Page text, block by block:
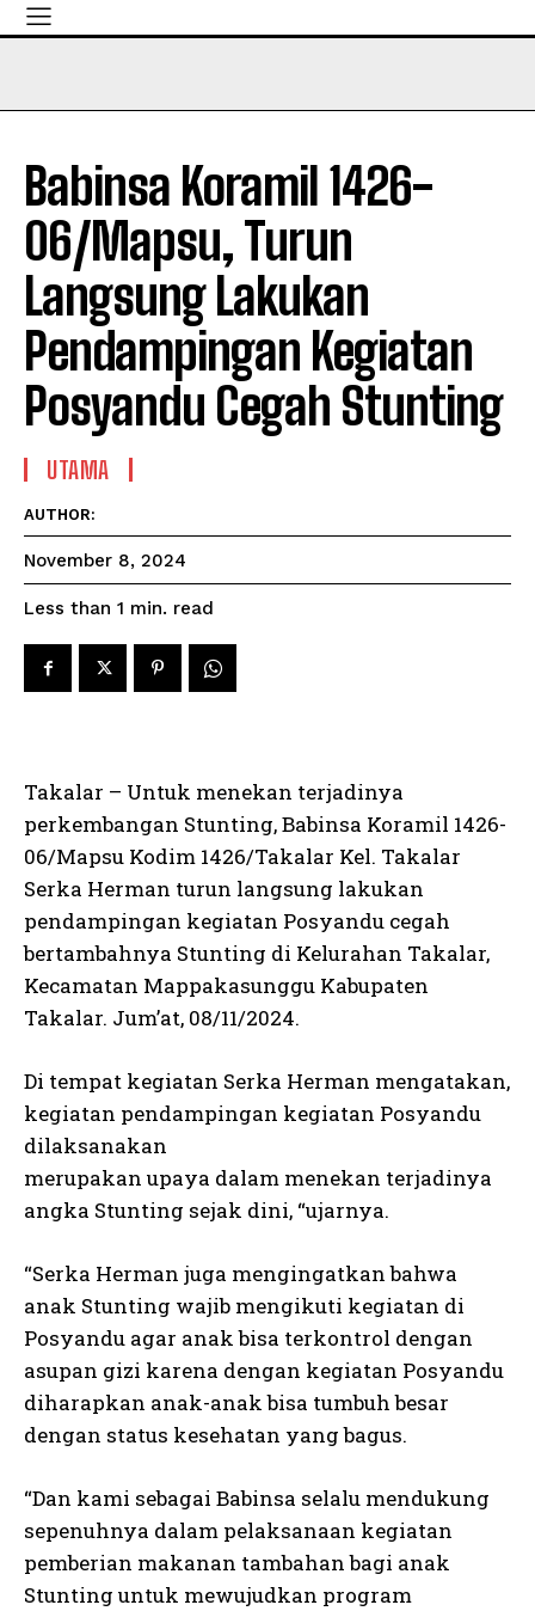
Babinsa Koramil 1426-
06/Mapsu, Turun
Langsung Lakukan
Pendampingan Kegiatan
Posyandu Cegah Stunting
UTAMA
AUTHOR:
November 8, 2024
Less than 1 min. read
Takalar – Untuk menekan terjadinya
perkembangan Stunting, Babinsa Koramil 1426-
06/Mapsu Kodim 1426/Takalar Kel. Takalar
Serka Herman turun langsung lakukan
pendampingan kegiatan Posyandu cegah
bertambahnya Stunting di Kelurahan Takalar,
Kecamatan Mappakasunggu Kabupaten
Takalar. Jum’at, 08/11/2024.
Di tempat kegiatan Serka Herman mengatakan,
kegiatan pendampingan kegiatan Posyandu
dilaksanakan
merupakan upaya dalam menekan terjadinya
angka Stunting sejak dini, “ujarnya.
“Serka Herman juga mengingatkan bahwa
anak Stunting wajib mengikuti kegiatan di
Posyandu agar anak bisa terkontrol dengan
asupan gizi karena dengan kegiatan Posyandu
diharapkan anak-anak bisa tumbuh besar
dengan status kesehatan yang bagus.
“Dan kami sebagai Babinsa selalu mendukung
sepenuhnya dalam pelaksanaan kegiatan
pemberian makanan tambahan bagi anak
Stunting untuk mewujudkan program